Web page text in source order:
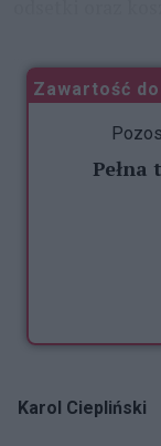
Zawartość
Pełna
Karol Ciepliński